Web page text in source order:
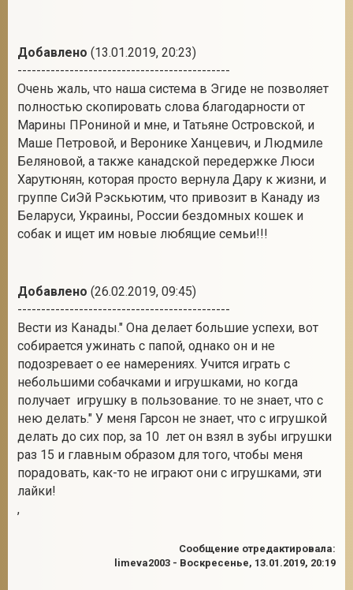
Добавлено (13.01.2019, 20:23)
---------------------------------------------
Очень жаль, что наша система в Эгиде не позволяет
полностью скопировать слова благодарности от
Марины ПРониной и мне, и Татьяне Островской, и
Маше Петровой, и Веронике Ханцевич, и Людмиле
Беляновой, а также канадской передержке Люси
Харутюнян, которая просто вернула Дару к жизни, и
группе СиЭй Рэскьютим, что привозит в Канаду из
Беларуси, Украины, России бездомных кошек и
собак и ищет им новые любящие семьи!!!
Добавлено (26.02.2019, 09:45)
---------------------------------------------
Вести из Канады." Она делает большие успехи, вот
собирается ужинать с папой, однако он и не
подозревает о ее намерениях. Учится играть с
небольшими собачками и игрушками, но когда
получает игрушку в пользование. то не знает, что с
нею делать." У меня Гарсон не знает, что с игрушкой
делать до сих пор, за 10 лет он взял в зубы игрушки
раз 15 и главным образом для того, чтобы меня
порадовать, как-то не играют они с игрушками, эти
лайки!
,
Сообщение отредактировала:
limeva2003 - Воскресенье, 13.01.2019, 20:19